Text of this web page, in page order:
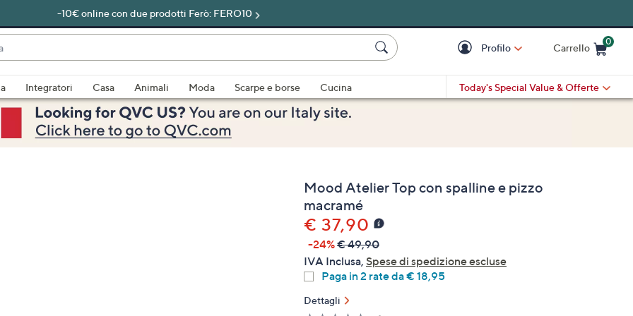
-10€ online con due prodotti Ferò: FERO10
Profilo Carrello
0
Integratori Casa Animali Moda Scarpe e borse
Cucina
Today's Special Value & Offerte
Mood Atelier Top con spalline e pizzo
macramé
€ 37,90
-24%€ 49,90
IVA Inclusa, Spese di spedizione escluse
Paga in 2 rate da € 18,95
Dettagli